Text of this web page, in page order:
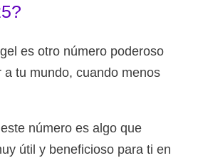
es otro número poderoso
a tu mundo, cuando menos
número es algo que
útil y beneficioso para ti en